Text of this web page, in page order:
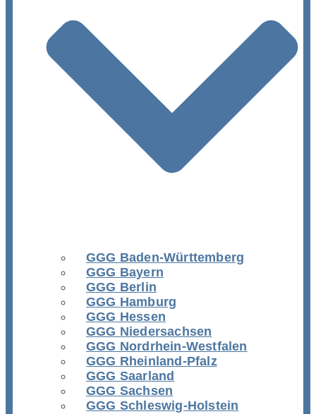
GGG Baden-Württemberg
GGG Bayern
GGG Berlin
GGG Hamburg
GGG Hessen
GGG Niedersachsen
GGG Nordrhein-Westfalen
GGG Rheinland-Pfalz
GGG Saarland
GGG Sachsen
GGG Schleswig-Holstein